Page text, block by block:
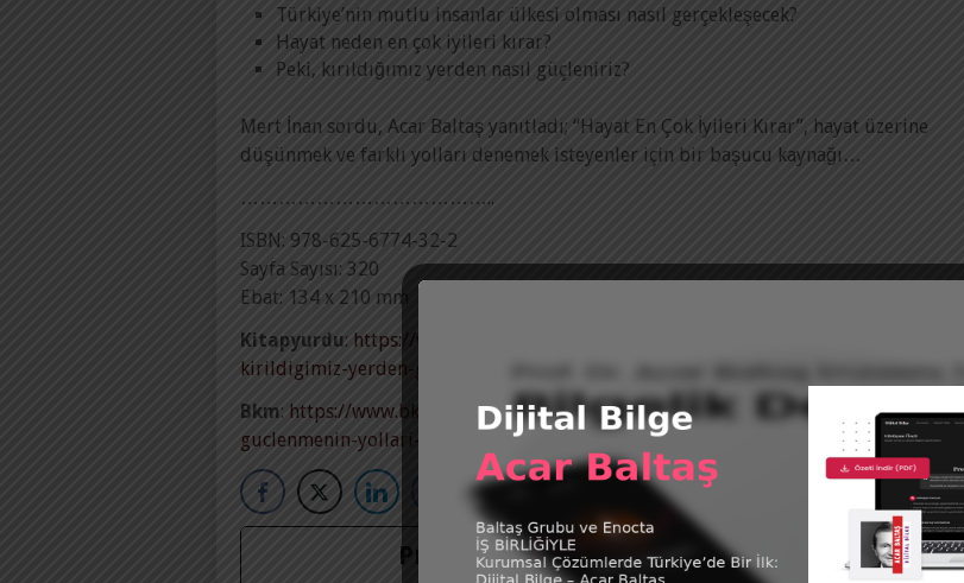
Türkiye’nin mutlu insanlar ülkesi olması nasıl gerçekleşecek?
Hayat neden en çok iyileri kırar?
Peki, kırıldığımız yerden nasıl güçleniriz?
Mert İnan sordu, Acar Baltaş yanıtladı; “Hayat En Çok İyileri Kırar”, hayat üzerine
düşünmek ve farklı yolları denemek isteyenler için bir başucu kaynağı…
…………………………………..
ISBN: 978-625-6774-32-2
Sayfa Sayısı: 320
Ebat: 134 x 210 mm
Kitapyurdu: https://www.kitapyurdu.com/kitap/hayat-en-cok-iyileri-kirar-
kirildigimiz-yerden-guclenmenin-yollari/677578.html
Bkm: https://www.bkmkitap.com/hayat-en-cok-iyileri-kirar-kirildigimiz-yerden-
guclenmenin-yollari-852830
Prof. Dr. Acar Baltaş